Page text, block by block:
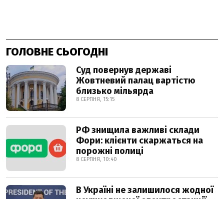
ГОЛОВНЕ СЬОГОДНІ
Суд повернув державі
Жовтневий палац вартістю
близько мільярда
8 СЕРПНЯ, 15:15
РФ знищила важливі склади
Фори: клієнти скаржаться на
порожні полиці
8 СЕРПНЯ, 10:40
В Україні не залишилося жодної